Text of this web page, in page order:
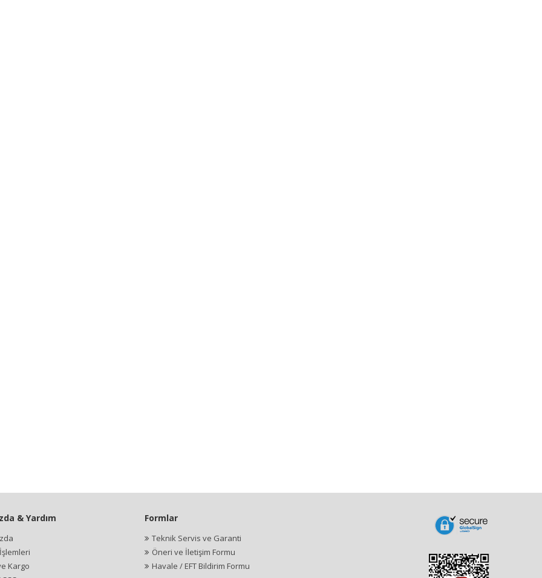
& Yardım
Kargo
Formlar
Teknik Servis ve Garanti
Öneri ve İletişim Formu
Havale / EFT Bildirim Formu